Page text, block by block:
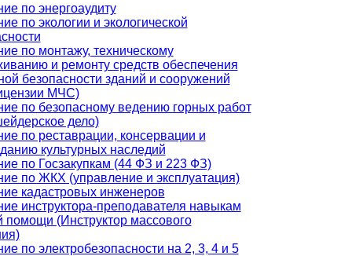
по энергоаудиту
по экологии и экологической
по монтажу, техническому
и ремонту средств обеспечения
безопасности зданий и сооружений
МЧС)
по безопасному ведению горных работ
дело)
по реставрации, консервации и
культурных наследий
по Госзакупкам (44 ФЗ и 223 ФЗ)
по ЖКХ (управление и эксплуатация)
кадастровых инженеров
инструктора-преподавателя навыкам
помощи (Инструктор массового
по электробезопасности на 2, 3, 4 и 5